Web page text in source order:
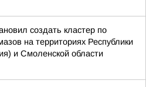
создать кластер по
на территориях Республики
и Смоленской области